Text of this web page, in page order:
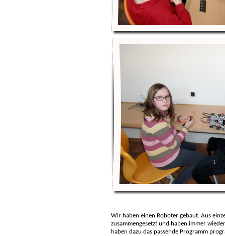
Wir haben einen Roboter gebaut. Aus
zusammengesetzt und haben immer
haben dazu das passende Programm